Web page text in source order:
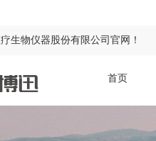
生物仪器股份有限公司官网！
首页